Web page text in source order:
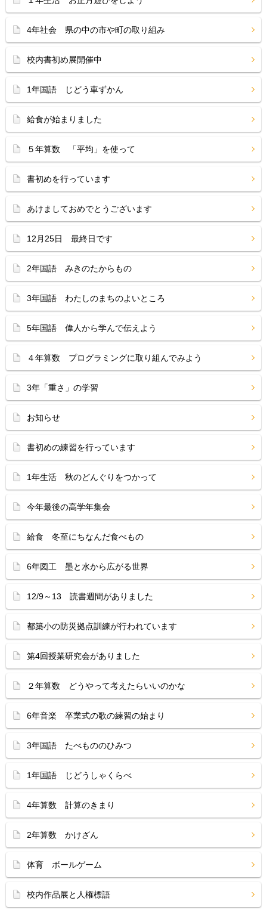
4年社会 県の中の市や町の取り組み
校内書初め展開催中
1年国語 じどう車ずかん
給食が始まりました
５年算数 「平均」を使って
書初めを行っています
あけましておめでとうございます
12月25日 最終日です
2年国語 みきのたからもの
3年国語 わたしのまちのよいところ
5年国語 偉人から学んで伝えよう
４年算数 プログラミングに取り組んでみよう
3年「重さ」の学習
お知らせ
書初めの練習を行っています
1年生活 秋のどんぐりをつかって
今年最後の高学年集会
給食 冬至にちなんだ食べもの
6年図工 墨と水から広がる世界
12/9～13 読書週間がありました
都築小の防災拠点訓練が行われています
第4回授業研究会がありました
２年算数 どうやって考えたらいいのかな
6年音楽 卒業式の歌の練習の始まり
3年国語 たべもののひみつ
1年国語 じどうしゃくらべ
4年算数 計算のきまり
2年算数 かけざん
体育 ボールゲーム
校内作品展と人権標語